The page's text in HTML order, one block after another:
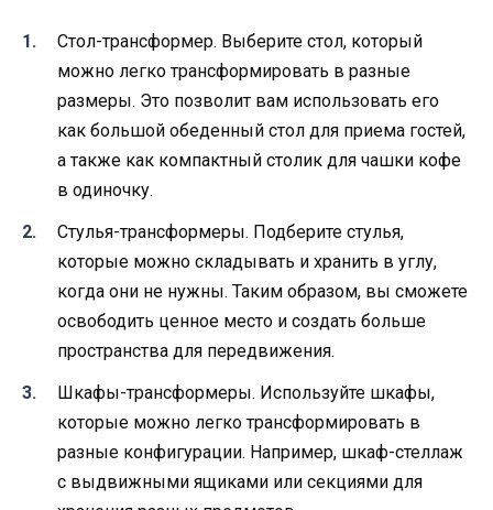
Стол-трансформер. Выберите стол, который
можно легко трансформировать в разные
размеры. Это позволит вам использовать его
как большой обеденный стол для приема гостей,
а также как компактный столик для чашки кофе
в одиночку.
Стулья-трансформеры. Подберите стулья,
которые можно складывать и хранить в углу,
когда они не нужны. Таким образом, вы сможете
освободить ценное место и создать больше
пространства для передвижения.
Шкафы-трансформеры. Используйте шкафы,
которые можно легко трансформировать в
разные конфигурации. Например, шкаф-стеллаж
с выдвижными ящиками или секциями для